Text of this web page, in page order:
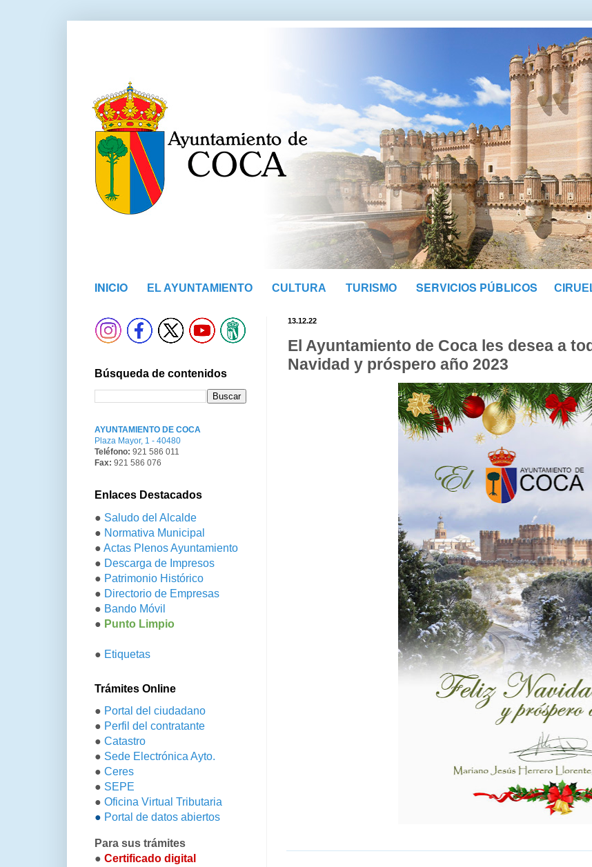
INICIO EL AYUNTAMIENTO CULTURA TURISMO SERVICIOS PÚBLICOS
13.12.22
El Ayuntamiento de Coca les desea a
Navidad y próspero año 2023
Búsqueda de contenidos
AYUNTAMIENTO DE COCA
Plaza Mayor, 1 - 40480
Teléfono: 921 586 011
Fax: 921 586 076
Enlaces Destacados
● Saludo del Alcalde
● Normativa Municipal
● Actas Plenos Ayuntamiento
● Descarga de Impresos
● Patrimonio Histórico
● Directorio de Empresas
● Bando Móvil
● Punto Limpio
● Etiquetas
Trámites Online
● Portal del ciudadano
● Perfil del contratante
● Catastro
● Sede Electrónica Ayto.
● Ceres
● SEPE
● Oficina Virtual Tributaria
● Portal de datos abiertos
Para sus trámites
● Certificado digital